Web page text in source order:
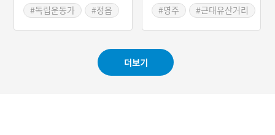
사#독립운동가
#정읍
#영주
#근대유산거리
#경상북도 근대문화유산
더보기